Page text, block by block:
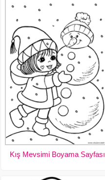
Kış Mevsimi Boyama Sayfası